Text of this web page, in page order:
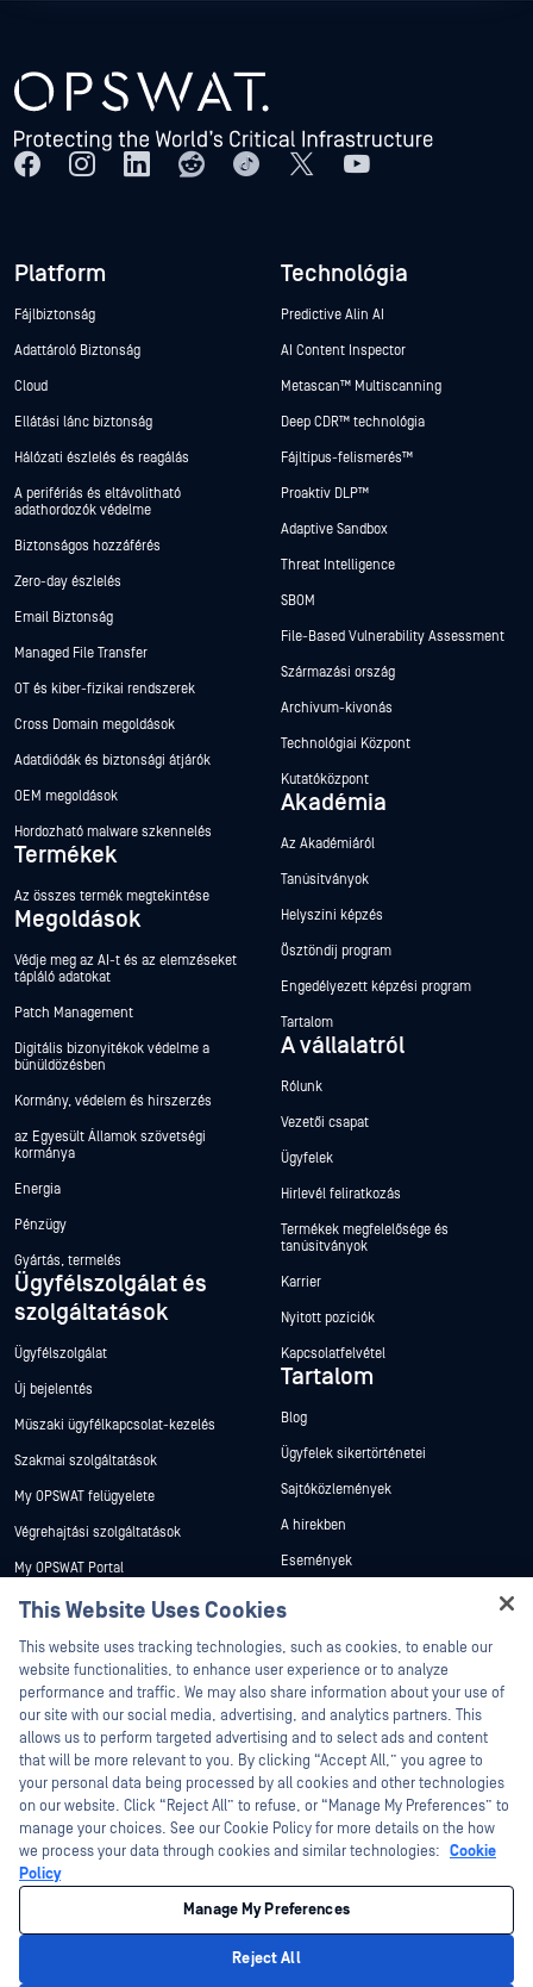
Platform
Fájlbiztonság
Adattároló Biztonság
Cloud
Ellátási lánc biztonság
Hálózati észlelés és reagálás
A perifériás és eltávolítható
adathordozók védelme
Biztonságos hozzáférés
Zero-day észlelés
Email Biztonság
Managed File Transfer
OT és kiber-fizikai rendszerek
Cross Domain megoldások
Adatdiódák és biztonsági átjárók
OEM megoldások
Hordozható malware szkennelés
Termékek
Az összes termék megtekintése
Megoldások
Védje meg az AI-t és az elemzéseket
tápláló adatokat
Patch Management
Digitális bizonyítékok védelme a
bűnüldözésben
Kormány, védelem és hírszerzés
az Egyesült Államok szövetségi
kormánya
Energia
Pénzügy
Gyártás, termelés
Ügyfélszolgálat és
szolgáltatások
Ügyfélszolgálat
Új bejelentés
Műszaki ügyfélkapcsolat-kezelés
Szakmai szolgáltatások
My OPSWAT felügyelete
Végrehajtási szolgáltatások
My OPSWAT Portal
Műszaki dokumentáció
Képzések
Biztonsági sebezhetőségi program
Partnerek
Tanúsítvány
Technológiai partnerek
Channel partner program
Technológia
Predictive Alin AI
AI Content Inspector
Metascan™ Multiscanning
Deep CDR™ technológia
Fájltípus-felismerés™
Proaktív DLP™
Adaptive Sandbox
Threat Intelligence
SBOM
File-Based Vulnerability Assessment
Származási ország
Archívum-kivonás
Technológiai Központ
Kutatóközpont
Akadémia
Az Akadémiáról
Tanúsítványok
Helyszíni képzés
Ösztöndíj program
Engedélyezett képzési program
Tartalom
A vállalatról
Rólunk
Vezetői csapat
Ügyfelek
Hírlevél feliratkozás
Termékek megfelelősége és
tanúsítványok
Karrier
Nyitott pozíciók
Kapcsolatfelvétel
Tartalom
Blog
Ügyfelek sikertörténetei
Sajtóközlemények
A hírekben
Események
Fehér könyvek
©2026 OPSWAT . Minden jog fenntartva. OPSWAT, MetaDefender, Metascan,
MetaAccess, az OPSWAT , Trust no File. Trust No Device., OPSWAT , Protecting the
World's Critical Infrastructure, Deep CDR™ Technology, InQuest, az InQuest logó,
DFI, RetroHunt, Deep File Inspection és Join the Hunt az OPSWAT védjegyei. A
harmadik felek védjegyei a megfelelő tulajdonosok tulajdonát képezik.
Cookie beállítások kezelése
This Website Uses Cookies
This website uses tracking technologies, such as cookies, to enable our
website functionalities, to enhance user experience or to analyze
performance and traffic. We may also share information about your use of
our site with our social media, advertising, and analytics partners. This
allows us to perform targeted advertising and to select ads and content
that will be more relevant to you. By clicking “Accept All,” you agree to
your personal data being processed by all cookies and other technologies
on our website. Click “Reject All” to refuse, or “Manage My Preferences” to
manage your choices. See our Cookie Policy for more details on the how
we process your data through cookies and similar technologies: Cookie
Policy
Manage My Preferences
Reject All
Hey there!
I'm Ozzy, your OPSWAT virtual assistant.
How can I help you secure what's critical
today?